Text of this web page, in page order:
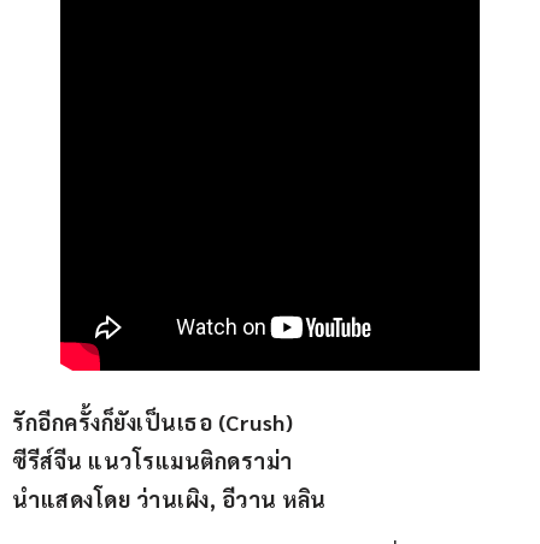
รักอีกครั้งก็ยังเป็นเธอ (Crush)
ซีรีส์จีน แนวโรแมนติกดราม่า
นำแสดงโดย ว่านเผิง, อีวาน หลิน